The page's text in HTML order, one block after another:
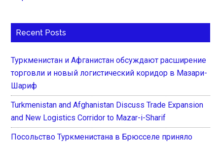
Recent Posts
Туркменистан и Афганистан обсуждают расширение
торговли и новый логистический коридор в Мазари-
Шариф
Turkmenistan and Afghanistan Discuss Trade Expansion
and New Logistics Corridor to Mazar-i-Sharif
Посольство Туркменистана в Брюсселе приняло